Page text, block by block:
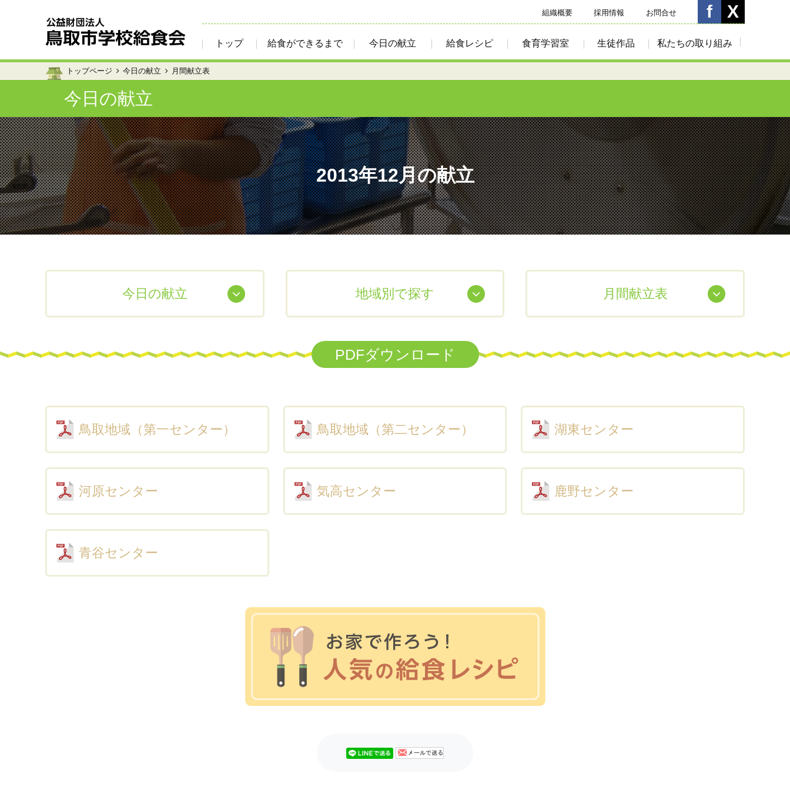
組織概要 採用情報 お問合せ
トップ 給食ができるまで 今日の献立 給食レシピ 食育学習室 生徒作品 私たちの取り組み
トップページ 今日の献立 月間献立表
今日の献立
2013年12月の献立
今日の献立 地域別で探す 月間献立表
PDFダウンロード
鳥取地域（第一センター） 鳥取地域（第二センター） 湖東センター
河原センター 気高センター 鹿野センター
青谷センター